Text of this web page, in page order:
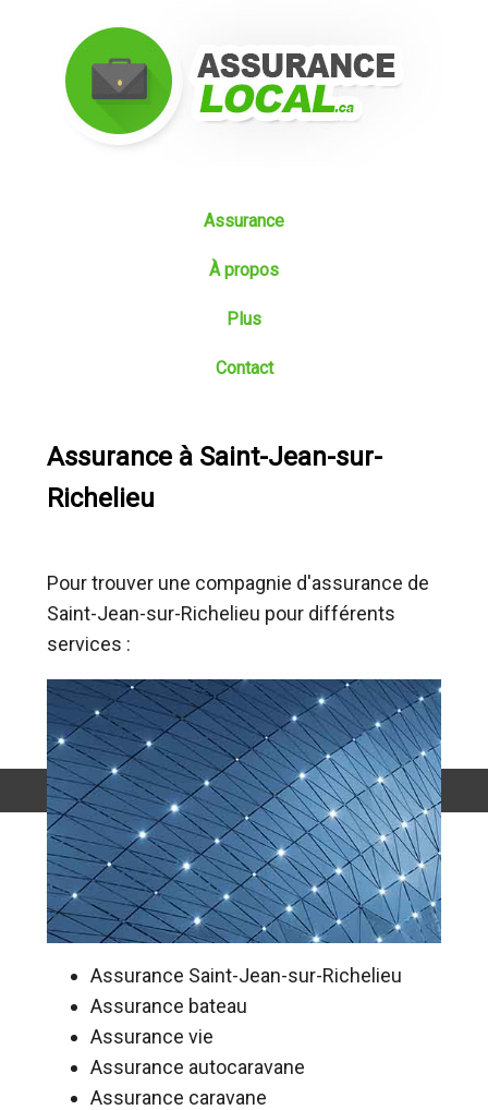
Assurance
À propos
Plus
Contact
Assurance à Saint-Jean-sur-
Richelieu
Pour trouver une compagnie d'assurance de
Saint-Jean-sur-Richelieu pour différents
services :
Assurance Saint-Jean-sur-Richelieu
Assurance bateau
Assurance vie
Assurance autocaravane
Assurance caravane